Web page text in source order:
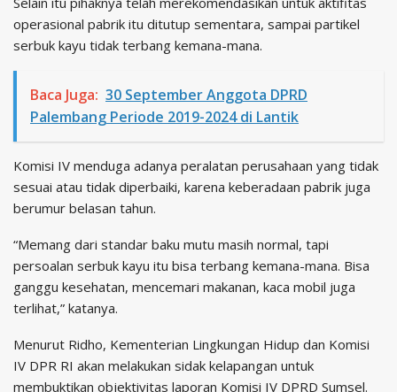
operasional pabrik itu ditutup sementara, sampai partikel
serbuk kayu tidak terbang kemana-mana.
Baca Juga: 30 September Anggota DPRD
Palembang Periode 2019-2024 di Lantik
Komisi IV menduga adanya peralatan perusahaan yang tidak
sesuai atau tidak diperbaiki, karena keberadaan pabrik juga
berumur belasan tahun.
“Memang dari standar baku mutu masih normal, tapi
persoalan serbuk kayu itu bisa terbang kemana-mana. Bisa
ganggu kesehatan, mencemari makanan, kaca mobil juga
terlihat,” katanya.
Menurut Ridho, Kementerian Lingkungan Hidup dan Komisi
IV DPR RI akan melakukan sidak kelapangan untuk
membuktikan objektivitas laporan Komisi IV DPRD Sumsel.